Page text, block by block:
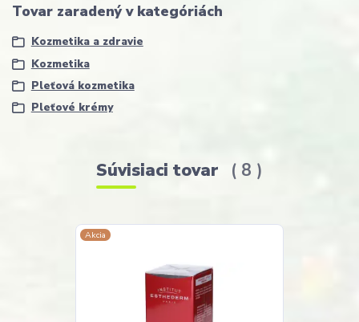
Tovar zaradený v kategóriách
Kozmetika a zdravie
Kozmetika
Pleťová kozmetika
Pleťové krémy
Súvisiaci tovar 8
Akcia